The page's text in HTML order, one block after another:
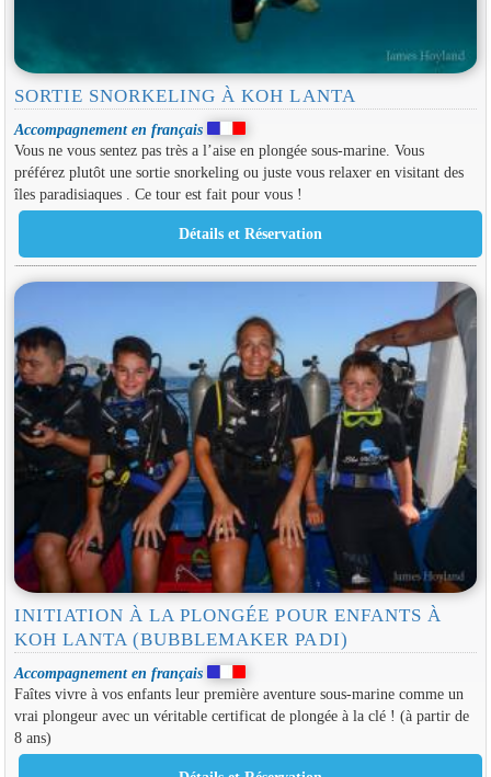
SORTIE SNORKELING À KOH LANTA
Accompagnement en français
Vous ne vous sentez pas très a l’aise en plongée sous-marine. Vous
préférez plutôt une sortie snorkeling ou juste vous relaxer en visitant des
îles paradisiaques . Ce tour est fait pour vous !
INITIATION À LA PLONGÉE POUR ENFANTS À
KOH LANTA (BUBBLEMAKER PADI)
Accompagnement en français
Faîtes vivre à vos enfants leur première aventure sous-marine comme un
vrai plongeur avec un véritable certificat de plongée à la clé ! (à partir de
8 ans)